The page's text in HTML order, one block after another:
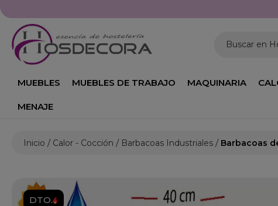
Buscar en
MUEBLES MUEBLES DE TRABAJO MAQUINARIA
MENAJE
Inicio Calor - Cocción Barbacoas Industriales Barbacoas
DTO.